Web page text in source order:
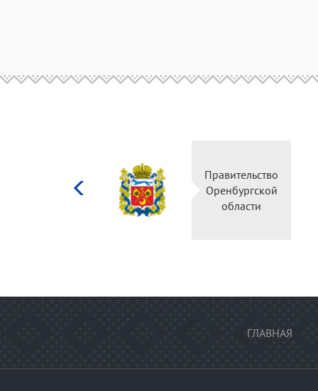
Министерство
культуры
Российской
федерации
ГЛАВНАЯ